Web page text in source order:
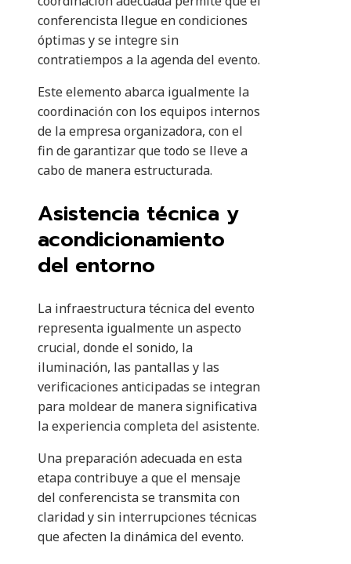
conferencista llegue en condiciones
óptimas y se integre sin
contratiempos a la agenda del evento.
Este elemento abarca igualmente la
coordinación con los equipos internos
de la empresa organizadora, con el
fin de garantizar que todo se lleve a
cabo de manera estructurada.
Asistencia técnica y
acondicionamiento
del entorno
La infraestructura técnica del evento
representa igualmente un aspecto
crucial, donde el sonido, la
iluminación, las pantallas y las
verificaciones anticipadas se integran
para moldear de manera significativa
la experiencia completa del asistente.
Una preparación adecuada en esta
etapa contribuye a que el mensaje
del conferencista se transmita con
claridad y sin interrupciones técnicas
que afecten la dinámica del evento.